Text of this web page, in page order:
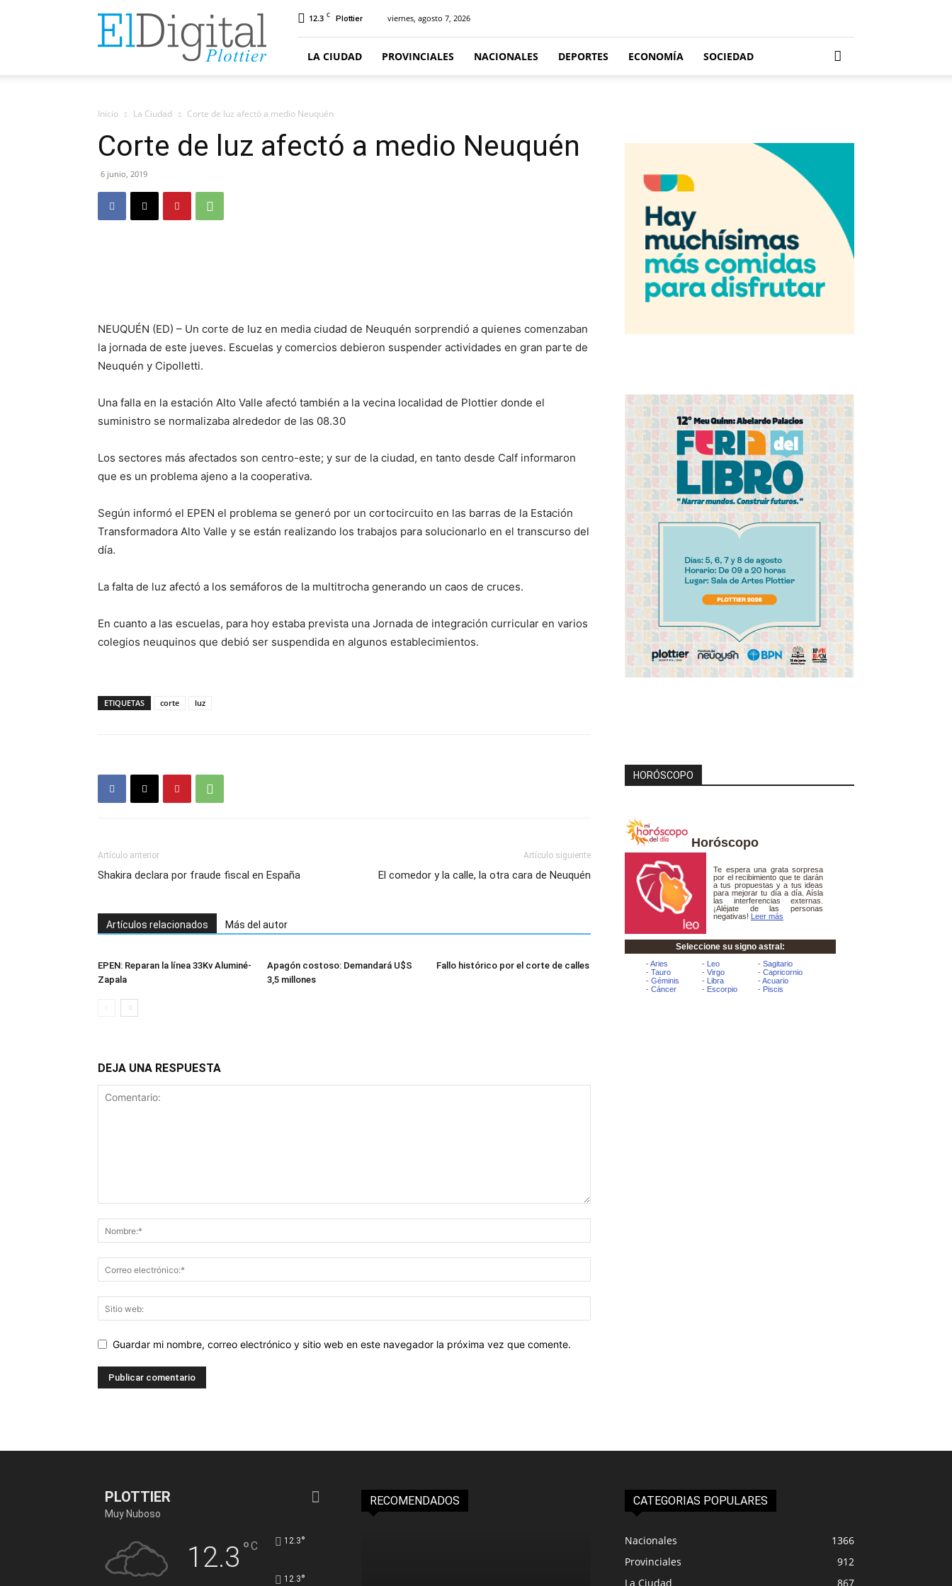
ElDigitalPlottier
12.3 C Plottier viernes, agosto 7, 2026
LA CIUDAD PROVINCIALES NACIONALES DEPORTES ECONOMÍA SOCIEDAD
Inicio La Ciudad Corte de luz afectó a medio Neuquén
Corte de luz afectó a medio Neuquén
6 junio, 2019
NEUQUÉN (ED) – Un corte de luz en media ciudad de Neuquén sorprendió a quienes comenzaban
la jornada de este jueves. Escuelas y comercios debieron suspender actividades en gran parte de
Neuquén y Cipolletti.
Una falla en la estación Alto Valle afectó también a la vecina localidad de Plottier donde el
suministro se normalizaba alrededor de las 08.30
Los sectores más afectados son centro-este; y sur de la ciudad, en tanto desde Calf informaron
que es un problema ajeno a la cooperativa.
Según informó el EPEN el problema se generó por un cortocircuito en las barras de la Estación
Transformadora Alto Valle y se están realizando los trabajos para solucionarlo en el transcurso del
día.
La falta de luz afectó a los semáforos de la multitrocha generando un caos de cruces.
En cuanto a las escuelas, para hoy estaba prevista una Jornada de integración curricular en varios
colegios neuquinos que debió ser suspendida en algunos establecimientos.
ETIQUETAS corte luz
Artículo anterior
Shakira declara por fraude fiscal en España
Artículo siguiente
El comedor y la calle, la otra cara de Neuquén
Artículos relacionados Más del autor
EPEN: Reparan la línea 33Kv Aluminé-
Zapala
Apagón costoso: Demandará U$S
3,5 millones
Fallo histórico por el corte de calles
DEJA UNA RESPUESTA
Guardar mi nombre, correo electrónico y sitio web en este navegador la próxima vez que comente.
HORÓSCOPO
Horóscopo
PLOTTIER
Muy Nuboso
12.3 °C 12.3°
12.3°
RECOMENDADOS CATEGORIAS POPULARES
Nacionales
1366
Provinciales
912
La Ciudad
867